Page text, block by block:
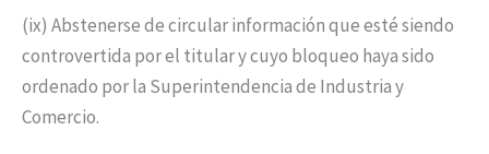
(ix) Abstenerse de circular información que esté siendo
controvertida por el titular y cuyo bloqueo haya sido
ordenado por la Superintendencia de Industria y
Comercio.